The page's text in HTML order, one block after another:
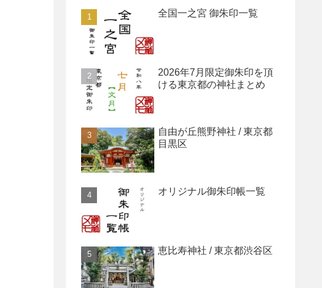
全国一之宮 御朱印一覧
2026年7月限定御朱印を頂
ける東京都の神社まとめ
自由が丘熊野神社 / 東京都
目黒区
オリジナル御朱印帳一覧
恵比寿神社 / 東京都渋谷区